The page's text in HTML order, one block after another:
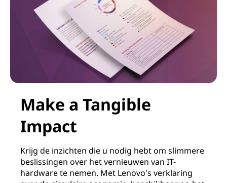
Make a Tangible
Impact
Krijg de inzichten die u nodig hebt om slimmere
beslissingen over het vernieuwen van IT-
hardware te nemen. Met Lenovo's verklaring